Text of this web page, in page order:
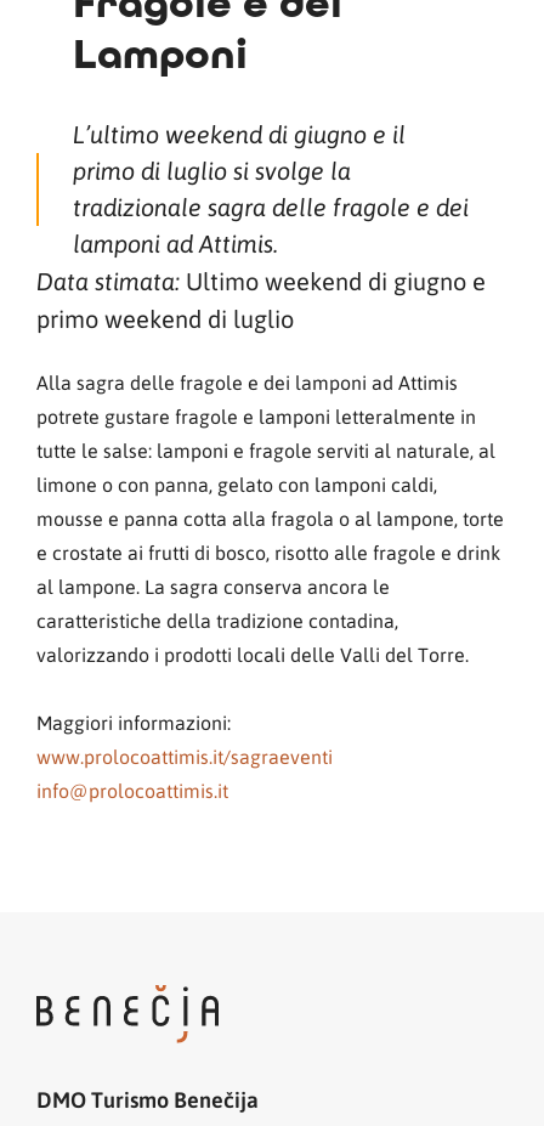
Lamponi
L’ultimo weekend di giugno e il
primo di luglio si svolge la
tradizionale sagra delle fragole e dei
lamponi ad Attimis.
Data stimata: Ultimo weekend di giugno e
primo weekend di luglio
Alla sagra delle fragole e dei lamponi ad Attimis
potrete gustare fragole e lamponi letteralmente in
tutte le salse: lamponi e fragole serviti al naturale, al
limone o con panna, gelato con lamponi caldi,
mousse e panna cotta alla fragola o al lampone, torte
e crostate ai frutti di bosco, risotto alle fragole e drink
al lampone. La sagra conserva ancora le
caratteristiche della tradizione contadina,
valorizzando i prodotti locali delle Valli del Torre.
Maggiori informazioni:
www.prolocoattimis.it/sagraeventi
info@prolocoattimis.it
DMO Turismo Benečija